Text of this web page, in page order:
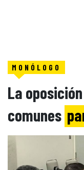
MONÓLOGO
La
comunes